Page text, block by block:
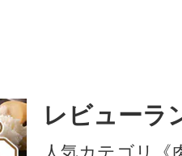
レビューラ